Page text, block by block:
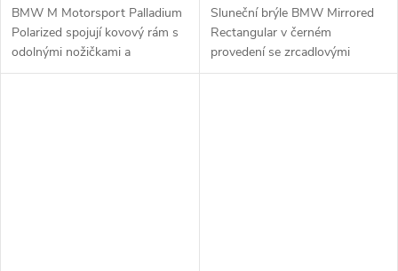
BMW M Motorsport Palladium
Polarized spojují kovový rám s
odolnými nožičkami a
polarizovanými čočkami, které
Sluneční brýle BMW Mirrored
Rectangular v černém
provedení se zrcadlovými
čočkami spojují moderní design